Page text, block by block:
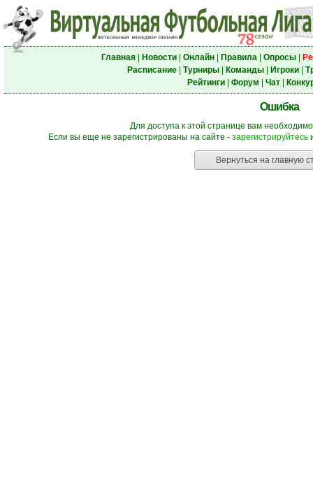
Главная| Новости| Онлайн| Правила| Опросы|
Расписание| Турниры| Команды| Игроки|
Рейтинги| Форум Чат|
Ошибка
Для доступа к этой странице вам
Если вы еще не зарегистрированы на сайте - зарегистрируйтесь
Вернуться на главную